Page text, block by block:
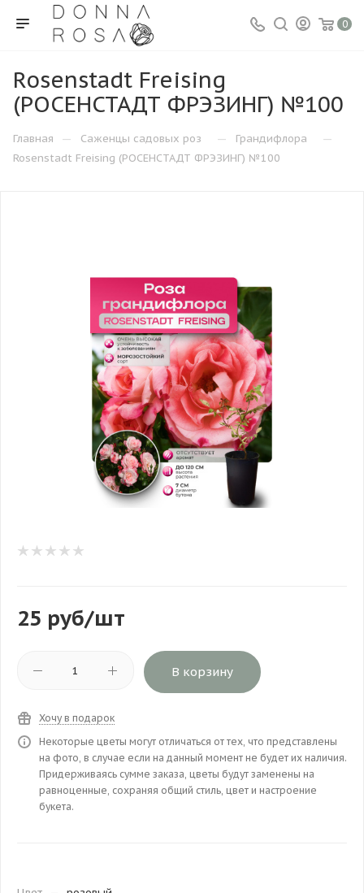
0
Rosenstadt Freising
(РОСЕНСТАДТ ФРЭЗИНГ) №100
Главная — Саженцы садовых роз — Грандифлора —
Rosenstadt Freising (РОСЕНСТАДТ ФРЭЗИНГ) №100
25 руб/шт
В корзину
Хочу в подарок
Некоторые цветы могут отличаться от тех, что представлены
на фото, в случае если на данный момент не будет их наличия.
Придерживаясь сумме заказа, цветы будут заменены на
равноценные, сохраняя общий стиль, цвет и настроение
букета.